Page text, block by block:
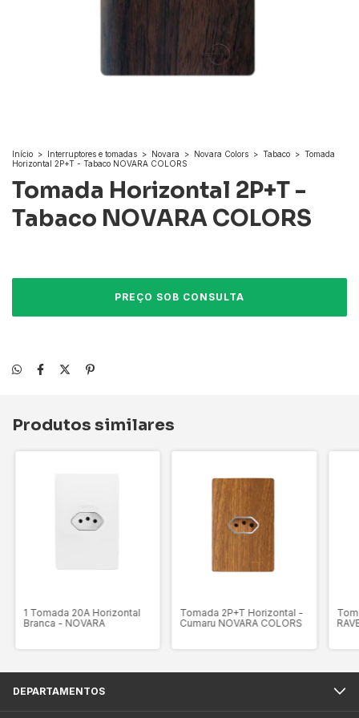
Início > Interruptores e tomadas > Novara > Novara Colors > Tabaco > Tomada
Horizontal 2P+T - Tabaco NOVARA COLORS
Tomada Horizontal 2P+T -
Tabaco NOVARA COLORS
Produtos similares
1 Tomada 20A Horizontal
Branca - NOVARA
Tomada 2P+T Horizontal -
Cumaru NOVARA COLORS
DEPARTAMENTOS